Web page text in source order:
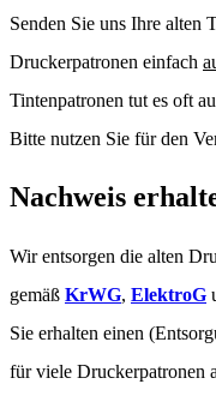
Senden Sie uns Ihre alten
Druckerpatronen einfach
Tintenpatronen tut es oft
Bitte nutzen Sie für den
Nachweis
Wir entsorgen die alten
gemäß KrWG, ElektroG
Sie erhalten einen
für viele Druckerpatronen